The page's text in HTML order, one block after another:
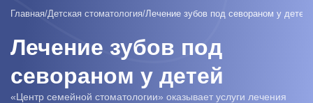
Главная Детская стоматология Лечение зубов под севораном у детей
Лечение зубов под
севораном у детей
«Центр семейной стоматологии» оказывает услуги лечения